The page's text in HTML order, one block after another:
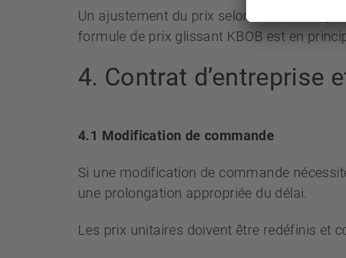
Un ajustement du prix selon l’indice des
formule de prix glissant KBOB est en
4. Contrat d’entreprise
4.1 Modification de commande
Si une modification de commande
une prolongation appropriée du délai.
Les prix unitaires doivent être redéfinis et